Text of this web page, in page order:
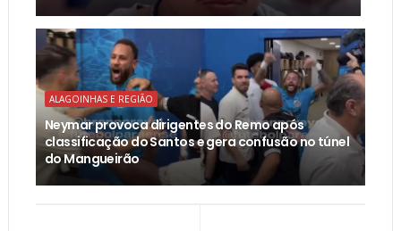
ALAGOINHAS E REGIÃO
Neymar provoca dirigentes do Remo após
classificação do Santos e gera confusão no túnel
do Mangueirão